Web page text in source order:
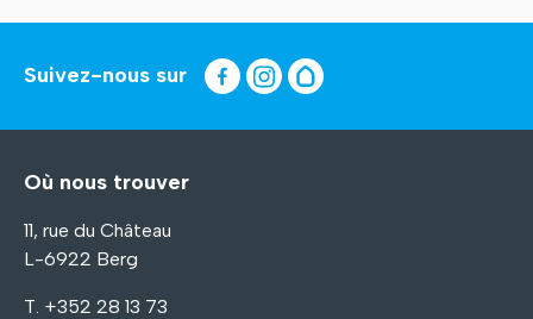
Suivez-nous sur
Où nous trouver
11, rue du Château
L-6922 Berg
T. +352 28 13 73